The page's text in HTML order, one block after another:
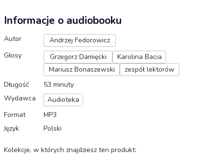
Informacje o audiobooku
Autor
Andrzej Fedorowicz
Głosy
Grzegorz Damięcki
Karolina Bacia
Mariusz Bonaszewski
zespół lektorów
Długość
53 minuty
Wydawca
Audioteka
Format
MP3
Język
Polski
Kolekcje, w których znajdziesz ten produkt: